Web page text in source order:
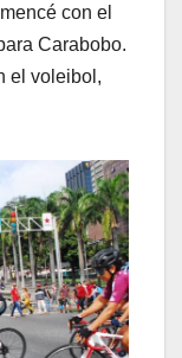
con el
Carabobo.
el voleibol,